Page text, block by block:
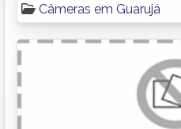
Câmeras em Guarujá